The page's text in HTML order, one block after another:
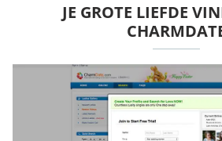
JE GROTE LIEFDE